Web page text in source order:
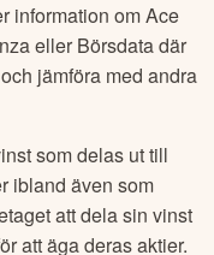
information omAce
eller Börsdata där
jämföra med andra
som delas ut till
ibland även som
att dela sin vinst
att äga deras aktier.